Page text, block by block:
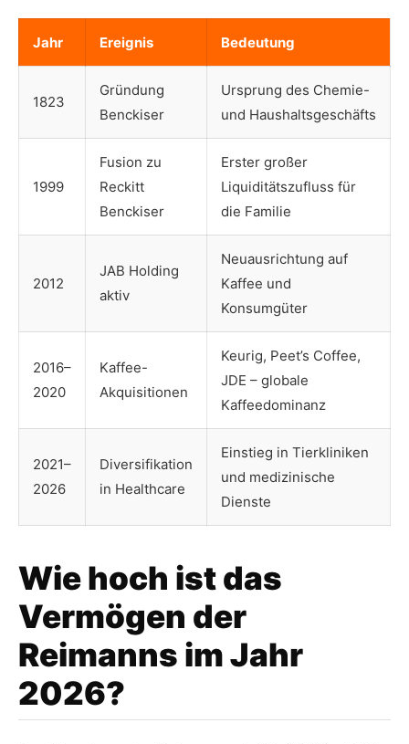
Jahr Ereignis Bedeutung
1823
Gründung
Benckiser
Ursprung des Chemie-
und Haushaltsgeschäfts
1999
Fusion zu
Reckitt
Benckiser
Erster großer
Liquiditätszufluss für
die Familie
2012
JAB Holding
aktiv
Neuausrichtung auf
Kaffee und
Konsumgüter
2016–
2020
Kaffee-
Akquisitionen
Keurig, Peet’s Coffee,
JDE – globale
Kaffeedominanz
2021–
2026
Diversifikation
in Healthcare
Einstieg in Tierkliniken
und medizinische
Dienste
Wie hoch ist das
Vermögen der
Reimanns im Jahr
2026?